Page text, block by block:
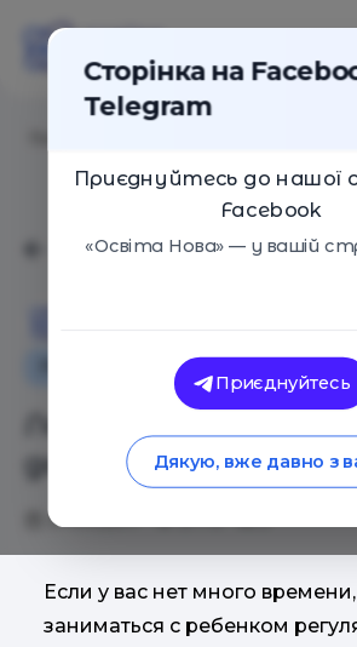
Навчальні матеріали
Логопедические
детей
27.04.2017
Если у вас нет много
заниматься с ребенком
Сторінка на
Telegram
Приєднуйтесь до нашої
Facebook
«Освіта Нова» — у вашій
Приєднуйтесь
Дякую, вже давно з